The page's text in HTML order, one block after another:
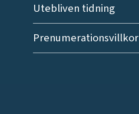
Utebliven tidning
Prenumerationsvillkor